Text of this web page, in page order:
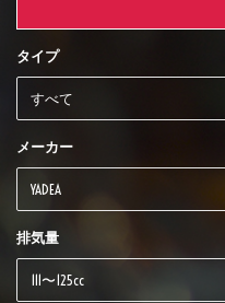
タイプ
メーカー
排気量